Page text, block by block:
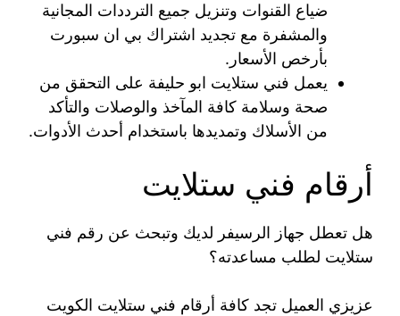
ضياع القنوات وتنزيل جميع الترددات المجانية
والمشفرة مع تجديد اشتراك بي ان سبورت
بأرخص الأسعار.
يعمل فني ستلايت ابو حليفة على التحقق من
صحة وسلامة كافة المآخذ والوصلات والتأكد
من الأسلاك وتمديدها باستخدام أحدث الأدوات.
أرقام فني ستلايت
هل تعطل جهاز الرسيفر لديك وتبحث عن رقم فني
ستلايت لطلب مساعدته؟
عزيزي العميل تجد كافة أرقام فني ستلايت الكويت